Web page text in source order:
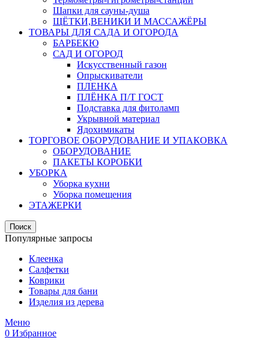
Шапки для сауны-душа
ЩЁТКИ,ВЕНИКИ И МАССАЖЁРЫ
ТОВАРЫ ДЛЯ САДА И ОГОРОДА
БАРБЕКЮ
САД И ОГОРОД
Искусственный газон
Опрыскиватели
ПЛЕНКА
ПЛЁНКА П/Т ГОСТ
Подставка для фитоламп
Укрывной материал
Ядохимикаты
ТОРГОВОЕ ОБОРУДОВАНИЕ И УПАКОВКА
ОБОРУДОВАНИЕ
ПАКЕТЫ КОРОБКИ
УБОРКА
Уборка кухни
Уборка помещения
ЭТАЖЕРКИ
Поиск
Популярные запросы
Клеенка
Салфетки
Коврики
Товары для бани
Изделия из дерева
Меню
0 Избранное